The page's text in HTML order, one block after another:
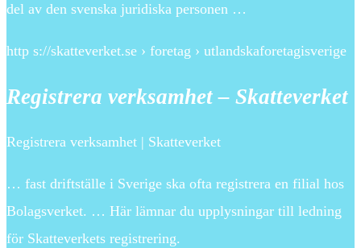
del av den svenska juridiska personen …
http s://skatteverket.se › foretag › utlandskaforetagisverige
Registrera verksamhet – Skatteverket
Registrera verksamhet | Skatteverket
… fast driftställe i Sverige ska ofta registrera en filial hos
Bolagsverket. … Här lämnar du upplysningar till ledning
för Skatteverkets registrering.